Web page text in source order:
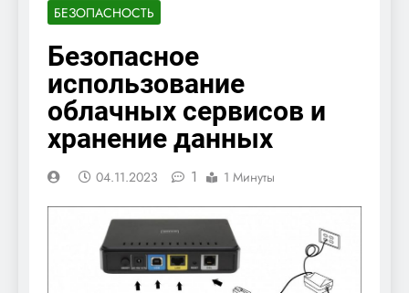
БЕЗОПАСНОСТЬ
Безопасное
использование
облачных сервисов и
хранение данных
04.11.2023 1 1 Минуты